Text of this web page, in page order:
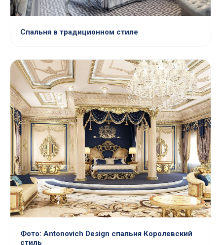
Спальня в традиционном стиле
Фото: Antonovich Design спальня Королевский
стиль